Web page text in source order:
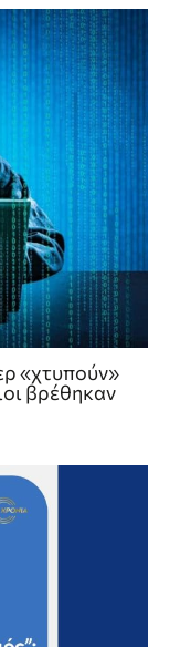
«χτυπούν»
βρέθηκαν